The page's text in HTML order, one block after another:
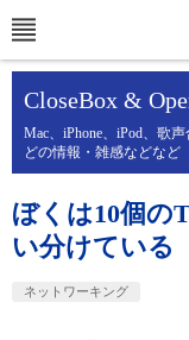
CloseBox &
Mac、iPhone、iPod、歌
どの情報・雑感などなど
ぼくは10個の
い分けている
ネットワーキング